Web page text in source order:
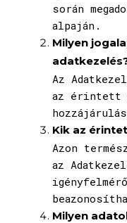
során
alpaján.
Milyen
Az
az érintett
Kik az
Azon
az
Milyen